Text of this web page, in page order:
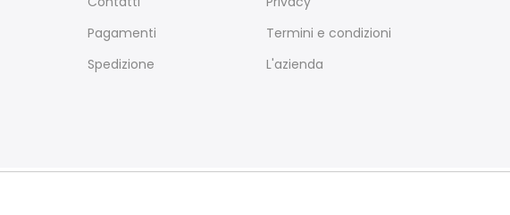
Pagamenti
Spedizione
Termini e condizioni
L'azienda